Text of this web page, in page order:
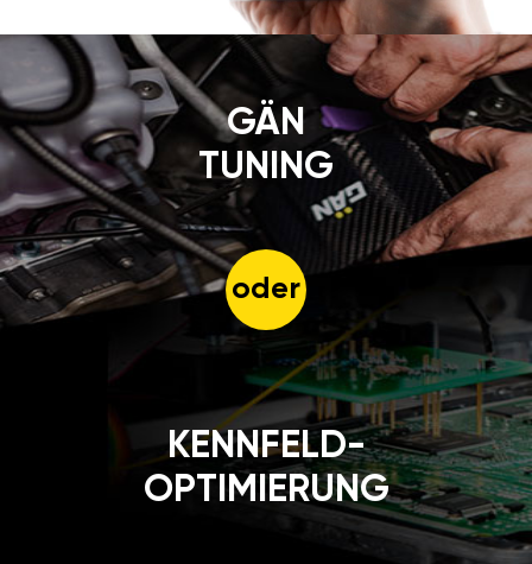
GÄN
TUNING
oder
KENNFELD-
OPTIMIERUNG